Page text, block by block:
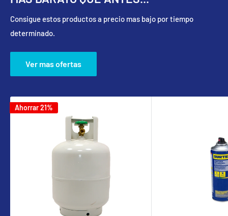
Consigue estos productos a precio mas bajo por tiempo
determinado.
Ver mas ofertas
Ahorrar 21%